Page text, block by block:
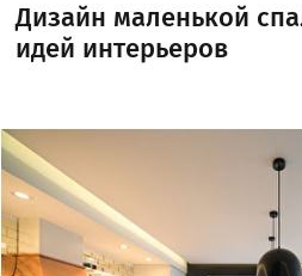
Дизайн маленькой
идей интерьеров